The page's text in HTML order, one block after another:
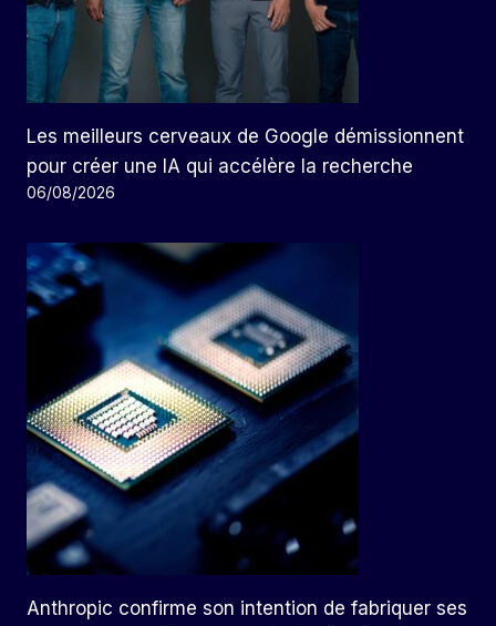
Les meilleurs cerveaux de Google démissionnent
pour créer une IA qui accélère la recherche
06/08/2026
Anthropic confirme son intention de fabriquer ses